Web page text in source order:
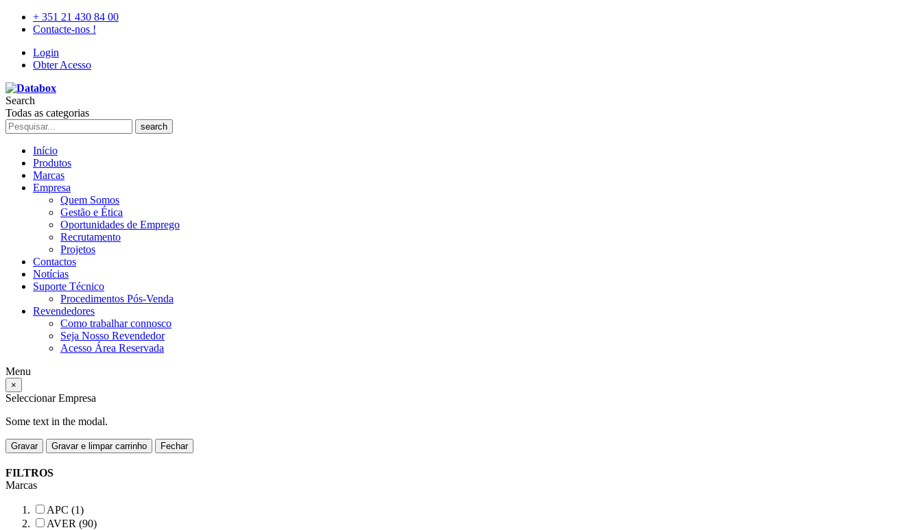
+ 351 21 430 84 00
Contacte-nos !
Login
Obter Acesso
Search
Todas as categorias
search
Início
Produtos
Marcas
Empresa
Quem Somos
Gestão e Ética
Oportunidades de Emprego
Recrutamento
Projetos
Contactos
Notícias
Suporte Técnico
Procedimentos Pós-Venda
Revendedores
Como trabalhar connosco
Seja Nosso Revendedor
Acesso Área Reservada
Menu
×
Seleccionar Empresa
Some text in the modal.
Gravar Gravar e limpar carrinho Fechar
FILTROS
Marcas
APC (1)
AVER (90)